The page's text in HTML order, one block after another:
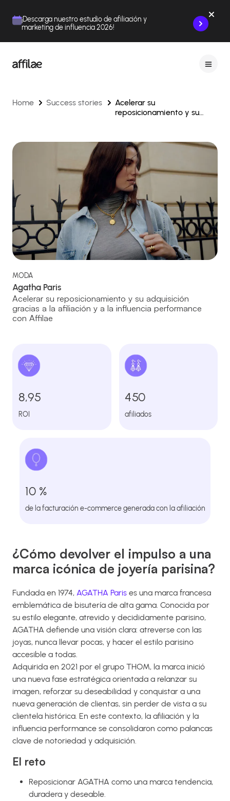
¡Descarga nuestro estudio de afiliación y
marketing de influencia 2026!
Home Success stories
Acelerar su
reposicionamiento y su
performance con Affilae
MODA
Agatha Paris
Acelerar su reposicionamiento y su adquisición
gracias a la afiliación y a la influencia performance
con Affilae
8,95
ROI
450
afiliados
10 %
de la facturación e-commerce generada con la afiliación
¿Cómo devolver el impulso a una
marca icónica de joyería parisina?
Fundada en 1974, AGATHA Paris es una marca francesa
emblemática de bisutería de alta gama. Conocida por
su estilo elegante, atrevido y decididamente parisino,
AGATHA defiende una visión clara: atreverse con las
joyas, nunca llevar pocas, y hacer el estilo parisino
accesible a todas.
Adquirida en 2021 por el grupo THOM, la marca inició
una nueva fase estratégica orientada a relanzar su
imagen, reforzar su deseabilidad y conquistar a una
nueva generación de clientas, sin perder de vista a su
clientela histórica. En este contexto, la afiliación y la
influencia performance se consolidaron como palancas
clave de notoriedad y adquisición.
El reto
Reposicionar AGATHA como una marca tendencia,
duradera y deseable.